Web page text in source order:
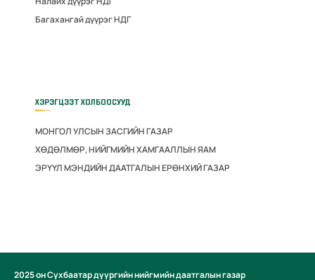
Багахангай дүүрэг НДГ
ХЭРЭГЦЭЭТ ХОЛБООСУУД
МОНГОЛ УЛСЫН ЗАСГИЙН ГАЗАР
ХӨДӨЛМӨР, НИЙГМИЙН ХАМГААЛЛЫН ЯАМ
ЭРҮҮЛ МЭНДИЙН ДААТГАЛЫН ЕРӨНХИЙ ГАЗАР
2025 он Сүхбаатар дүүргийн нийгмийн даатгалын газар